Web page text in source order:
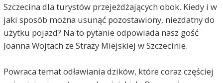
Szczecina dla turystów przejeżdżających obok. Kiedy i w
jaki sposób można usunąć pozostawiony, niezdatny do
użytku pojazd? Na to pytanie odpowiada nasz gość
Joanna Wojtach ze Straży Miejskiej w Szczecinie.
Powraca temat odławiania dzików, które coraz częściej